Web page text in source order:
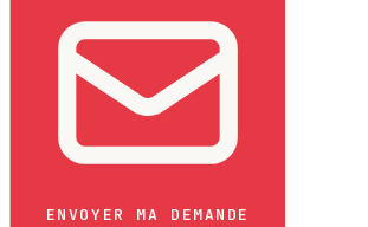
ENVOYER MA DEMANDE